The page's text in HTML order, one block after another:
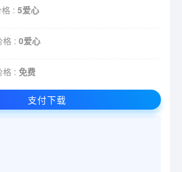
: 5爱心
格 : 0爱心
格 : 免费
支付下载